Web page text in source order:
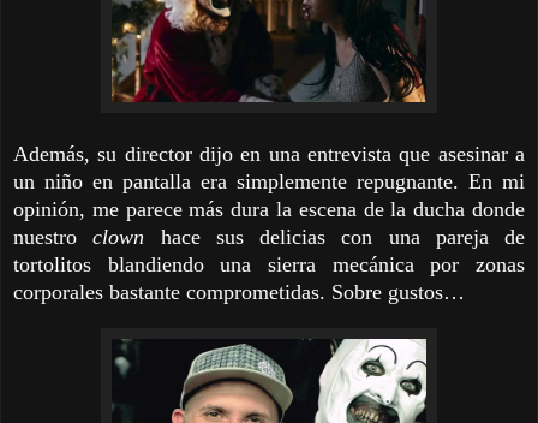
Además, su director dijo en una entrevista que asesinar a
un niño en pantalla era simplemente repugnante. En mi
opinión, me parece más dura la escena de la ducha donde
nuestroclown hace sus delicias con una pareja de
tortolitos blandiendo una sierra mecánica por zonas
corporales bastante comprometidas. Sobre gustos…